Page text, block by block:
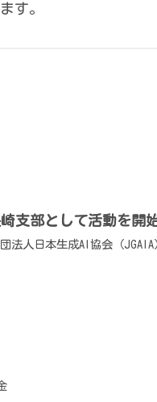
す。
支部として活動を開
法人日本生成AI協会（